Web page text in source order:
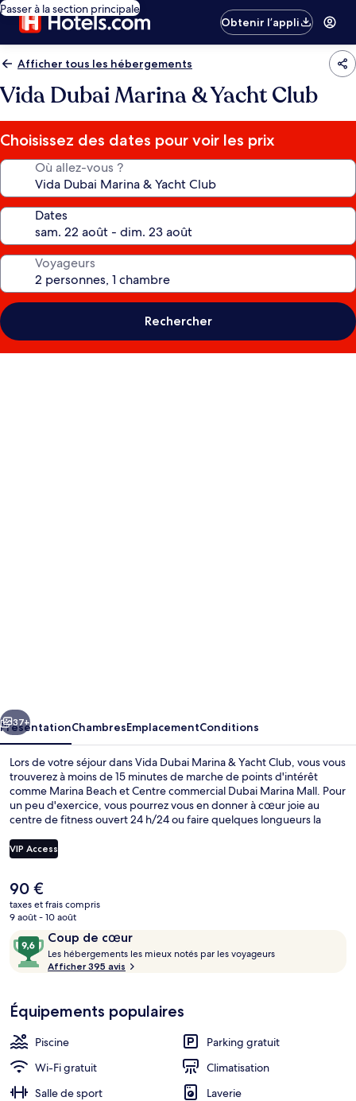
Passer à la section principale
Obtenir l’appli
Afficher tous les hébergements
Vida Dubai Marina & Yacht Club
Choisissez des dates pour voir les prix
Où allez-vous ?
Dates
Voyageurs
Rechercher
Yacht
Club
Suivant
37+
PrésentationChambresEmplacementConditions
Lors de votre séjour dans Vida Dubai Marina & Yacht Club, vous vous
trouverez à moins de 15 minutes de marche de points d'intérêt
comme Marina Beach et Centre commercial Dubai Marina Mall. Pour
un peu d'exercice, vous pourrez vous en donner à cœur joie au
centre de fitness ouvert 24 h/24 ou faire quelques longueurs la
aussi des sites comme The Walk et Centre commercial Ibn Battuta
Mall. Le personnel attentionné et l'emplacement remportent un
situent à une courte distance à pied : Station de métro DMCC est à
10 min et Station de tramway Dubai Marina Mall, à 11 min.
VIP Access
Le
prix
actuel
de
90 €.
90 €
taxes et frais compris
9 août - 10 août
Avis
voyageurs
Coup de cœur
9,6
sur
10,
cœur
Les hébergements les mieux notés par les voyageurs
b
Afficher 395 avis
Équipements populaires
Piscine
Parking gratuit
Wi-Fi gratuit
Climatisation
Salle de sport
Laverie